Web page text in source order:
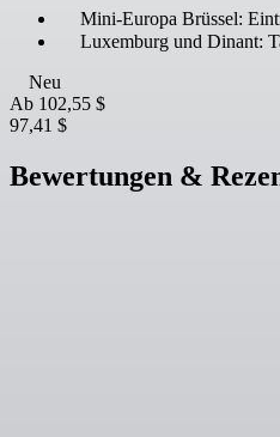
Mini-Europa Brüssel:
Luxemburg und Dinant:
Neu
Ab 102,55 $
97,41 $
Bewertungen &